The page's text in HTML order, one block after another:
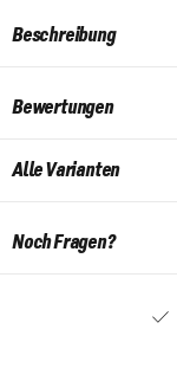
Beschreibung
Bewertungen
Alle Varianten
Noch Fragen?